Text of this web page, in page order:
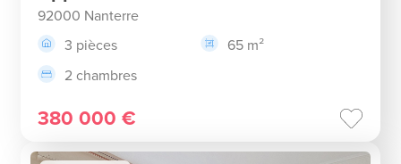
92000 Nanterre
3 pièces
65 m²
2 chambres
380 000 €